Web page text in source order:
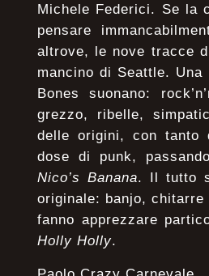
Michele Federici. Se la
pensare
altrove, le nove tracce
mancino di Seattle.
Bones suonano:
grezzo, ribelle,
delle origini, con tanto
dose di punk,
Nico’s Banana. Il tutto
originale: banjo,
fanno apprezzare
Holly Holly.